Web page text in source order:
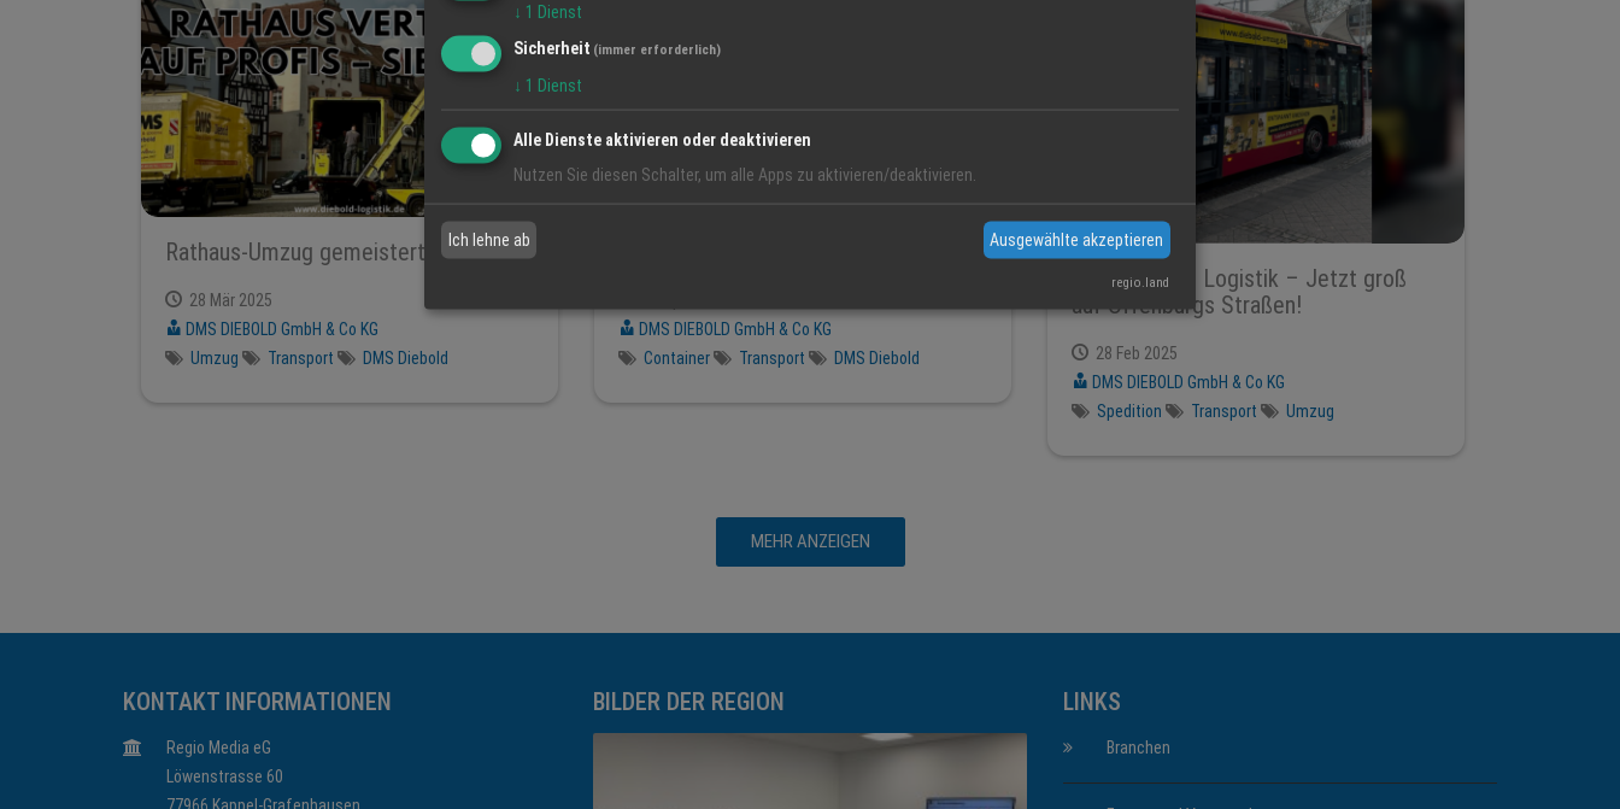
DMS DIEBOLD GmbH & Co KG
Container
Transport DMS Diebold
Rathaus-Umzug gemeistert!
28 Mär 2025
DMS DIEBOLD GmbH & Co KG
Umzug
Transport DMS Diebold
DMS Diebold Logistik – Jetzt groß
auf Offenburgs Straßen!
28 Feb 2025
DMS DIEBOLD GmbH & Co KG
Spedition
Transport Umzug
MEHR ANZEIGEN
KONTAKT INFORMATIONEN
Regio Media eG
Löwenstrasse 60
77966 Kappel-Grafenhausen
BILDER DER REGION LINKS
Branchen
↓ 1 Dienst
Sicherheit (immer erforderlich)
↓ 1 Dienst
Alle Dienste aktivieren oder deaktivieren
Nutzen Sie diesen Schalter, um alle Apps zu aktivieren/deaktivieren.
Ich lehne ab Ausgewählte akzeptieren
regio.land